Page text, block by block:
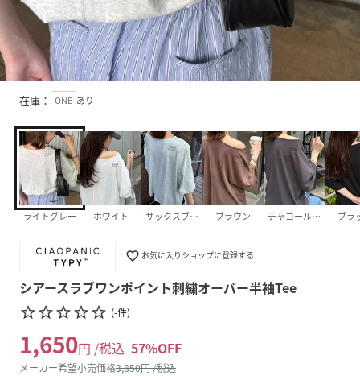
在庫： ONE あり
ライトグレー ホワイト サックスブルー ブラウン チャコールグレー ブラ
favorite_border お気に入りショップに登録する
シアースラブワンポイント刺繍オーバー半袖Tee
star_borderstar_borderstar_borderstar_borderstar_border (-件)
1,650円 /税込 57%OFF
メーカー希望小売価格3,850円 /税込